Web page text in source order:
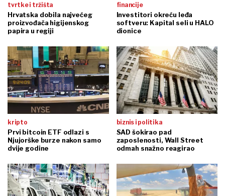
tvrtke i tržišta
Hrvatska dobila najvećeg
proizvođača higijenskog
papira u regiji
financije
Investitori okreću leđa
softveru: Kapital seli u HALO
dionice
kripto
Prvi bitcoin ETF odlazi s
Njujorške burze nakon samo
dvije godine
biznis i politika
SAD šokirao pad
zaposlenosti, Wall Street
odmah snažno reagirao